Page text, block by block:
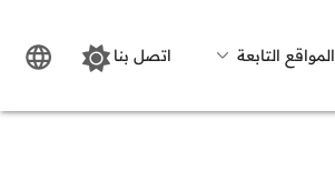
المواقع التابعة اتصل بنا